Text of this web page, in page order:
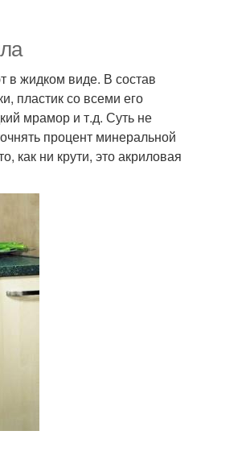
в жидком виде. В состав
пластик со всеми его
мрамор и т.д. Суть не
процент минеральной
как ни крути, это акриловая